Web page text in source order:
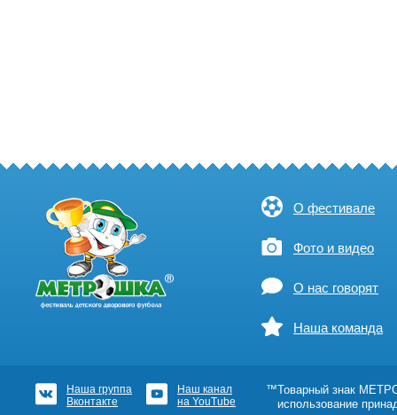
О фестивале
Фото и видео
О нас говорят
Наша команда
Наша группа
Вконтакте
Наш канал
на YouTube
™Товарный знак
использование